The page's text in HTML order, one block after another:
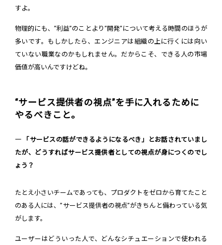
すよ。
物理的にも、”利益”のことより”開発”について考える時間のほうが
多いです。もしかしたら、エンジニアは組織の上に行くには向い
ていない職業なのかもしれません。だからこそ、できる人の市場
価値が高いんですけどね。
“サービス提供者の視点”を手に入れるために
やるべきこと。
― 「サービスの話ができるようになるべき」とお話されていまし
たが、どうすればサービス提供者としての視点が身につくのでし
ょう？
たとえ小さいチームであっても、プロダクトをゼロから育てたこと
のある人には、”サービス提供者の視点”がきちんと備わっている気
がします。
ユーザーはどういった人で、どんなシチュエーションで使われる